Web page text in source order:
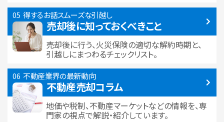
得するお話スムーズな引越し
売却後に知っておくべきこと
売却後に行う、火災保険の適切な解約時期と、
引越しにまつわるチェックリスト。
不動産業界の最新動向
不動産売却コラム
地価や税制、不動産マーケットなどの情報を、専
門家の視点で解説・紹介しています。